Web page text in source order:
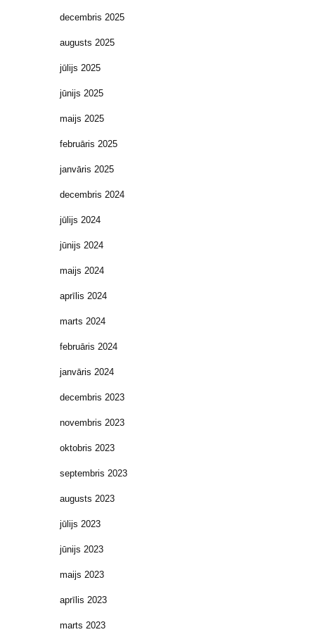
decembris 2025
augusts 2025
jūlijs 2025
jūnijs 2025
maijs 2025
februāris 2025
janvāris 2025
decembris 2024
jūlijs 2024
jūnijs 2024
maijs 2024
aprīlis 2024
marts 2024
februāris 2024
janvāris 2024
decembris 2023
novembris 2023
oktobris 2023
septembris 2023
augusts 2023
jūlijs 2023
jūnijs 2023
maijs 2023
aprīlis 2023
marts 2023